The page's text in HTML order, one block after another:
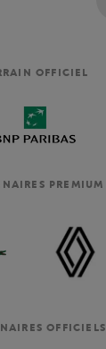
OFFICIEL
PREMIUM
OFFICIELS